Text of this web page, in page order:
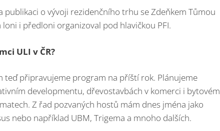
publikaci o vývoji rezidenčního trhu se Zdeňkem Tůmou
i předloni organizoval pod hlavičkou PFI.
ULI v ČR?
teď připravujeme program na příští rok. Plánujeme
developmentu, dřevostavbách v komerci i bytovém
Z řad pozvaných hostů mám dnes jména jako
nebo například UBM, Trigema a mnoho dalších.